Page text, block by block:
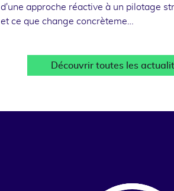
d'une approche réactive à un pilotage
et ce que change concrèteme…
Découvrir toutes les